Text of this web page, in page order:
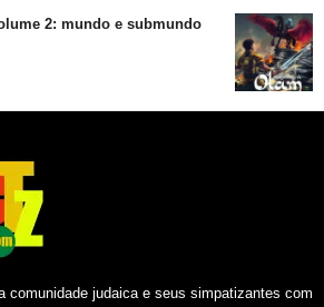
2: mundo e submundo
comunidade judaica e seus simpatizantes com